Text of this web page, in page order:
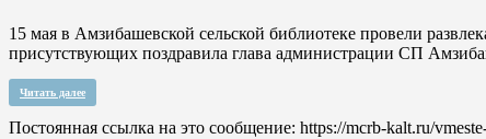
15 мая в Амзибашевской сельской библиотеке провели
присутствующих поздравила глава администрации СП
Читать далее
Постоянная ссылка на это сообщение: https://mcrb-kalt.ru/